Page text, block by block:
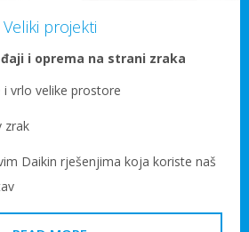
Veliki projekti
i oprema na strani zraka
vrlo velike prostore
zrak
Daikin rješenjima koja koriste naš